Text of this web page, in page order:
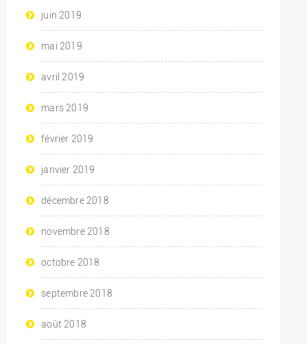
juin 2019
mai 2019
avril 2019
mars 2019
février 2019
janvier 2019
décembre 2018
novembre 2018
octobre 2018
septembre 2018
août 2018